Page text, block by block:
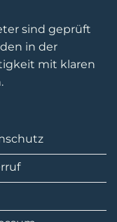
sind geprüft
in der
mit klaren